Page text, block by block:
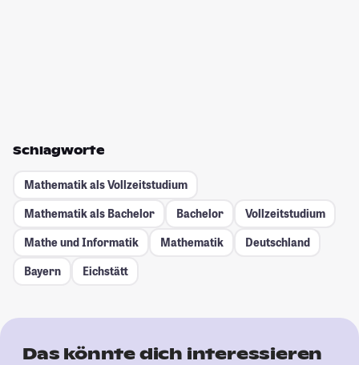
Schlagworte
Mathematik als Vollzeitstudium
Mathematik als Bachelor
Bachelor
Vollzeitstudium
Mathe und Informatik
Mathematik
Deutschland
Bayern
Eichstätt
Das könnte dich interessieren